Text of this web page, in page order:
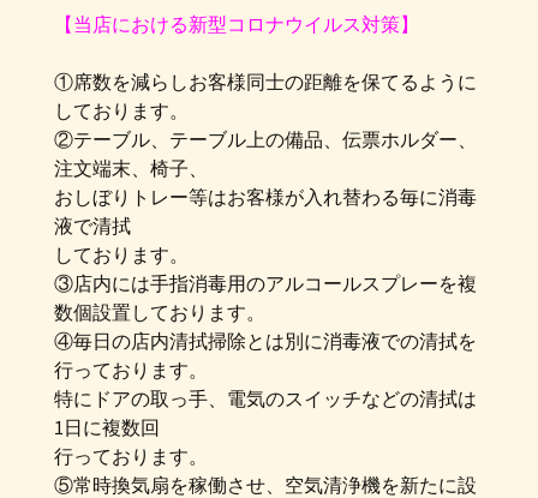
【当店における新型コロナウイルス対策】
①席数を減らしお客様同士の距離を保てるように
しております。
②テーブル、テーブル上の備品、伝票ホルダー、
注文端末、椅子、
おしぼりトレー等はお客様が入れ替わる毎に消毒
液で清拭
しております。
③店内には手指消毒用のアルコールスプレーを複
数個設置しております。
④毎日の店内清拭掃除とは別に消毒液での清拭を
行っております。
特にドアの取っ手、電気のスイッチなどの清拭は
1日に複数回
行っております。
⑤常時換気扇を稼働させ、空気清浄機を新たに設